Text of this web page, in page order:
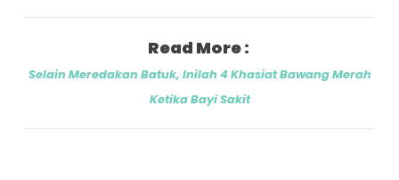
Read More :
Selain Meredakan Batuk, Inilah 4 Khasiat Bawang Merah
Ketika Bayi Sakit